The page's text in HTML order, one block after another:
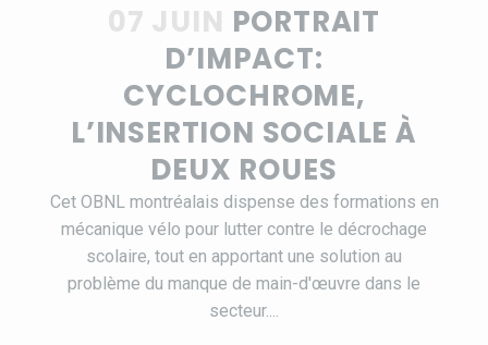
07 JUIN PORTRAIT
D’IMPACT:
CYCLOCHROME,
L’INSERTION SOCIALE À
DEUX ROUES
Cet OBNL montréalais dispense des formations en
mécanique vélo pour lutter contre le décrochage
scolaire, tout en apportant une solution au
problème du manque de main-d'œuvre dans le
secteur....